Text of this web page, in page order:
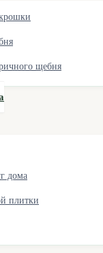
щебня
дома
плитки